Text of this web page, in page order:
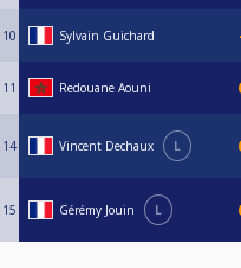
10 Sylvain Guichard
11 Redouane Aouni
14 Vincent Dechaux L
15 Gérémy Jouin L